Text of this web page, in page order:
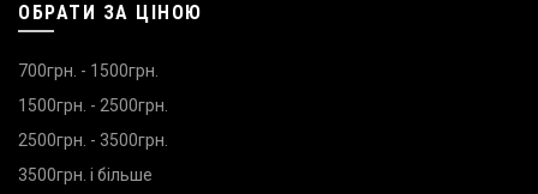
ОБРАТИ ЗА ЦІНОЮ
700грн. - 1500грн.
1500грн. - 2500грн.
2500грн. - 3500грн.
3500грн. і більше